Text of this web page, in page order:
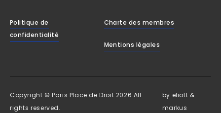
Politique de
confidentialité
Charte des membres
Mentions légales
Copyright © Paris Place de Droit 2026 All
rights reserved.
by eliott &
markus